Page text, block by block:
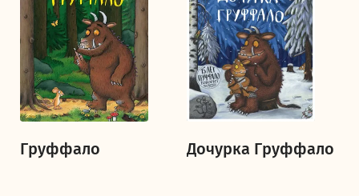
Груффало Дочурка Груффало